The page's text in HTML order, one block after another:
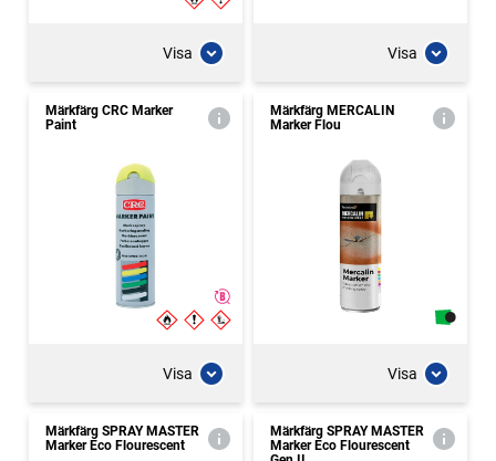
Visa Visa
Märkfärg CRC Marker
Paint
Visa
Märkfärg MERCALIN
Marker Flou
Visa
Märkfärg SPRAY MASTER
Marker Eco Flourescent
Märkfärg SPRAY MASTER
Marker Eco Flourescent